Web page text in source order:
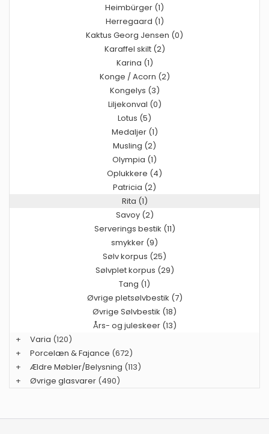
Heimbürger (1)
Herregaard (1)
Kaktus Georg Jensen (0)
Karaffel skilt (2)
Karina (1)
Konge / Acorn (2)
Kongelys (3)
Liljekonval (0)
Lotus (5)
Medaljer (1)
Musling (2)
Olympia (1)
Oplukkere (4)
Patricia (2)
Rita (1)
Savoy (2)
Serverings bestik (11)
smykker (9)
Sølv korpus (25)
Sølvplet korpus (29)
Tang (1)
Øvrige pletsølvbestik (7)
Øvrige Sølvbestik (18)
Års- og juleskeer (13)
+
Varia (120)
+
Porcelæn & Fajance (672)
+
Ældre Møbler/Belysning (113)
+
Øvrige glasvarer (490)